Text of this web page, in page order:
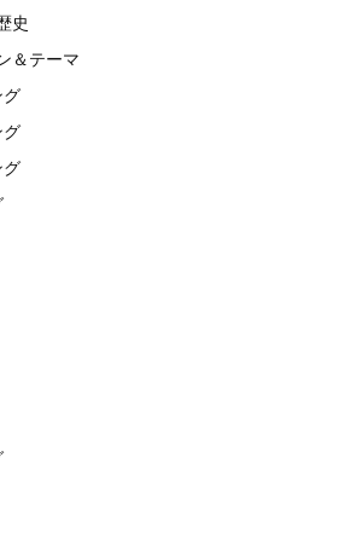
史
＆テーマ